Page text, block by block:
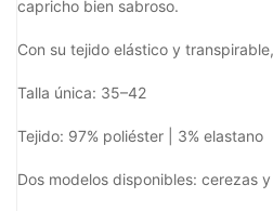
capricho bien sabroso.
Con su tejido elástico y
Talla única: 35–42
Tejido: 97% poliéster | 3% elastano
Dos modelos disponibles: cerezas